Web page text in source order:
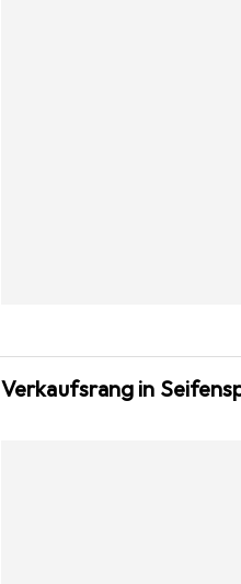
Verkaufsrang in